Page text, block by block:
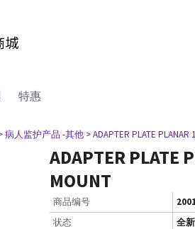
特惠
病人监护产品 -其他 > ADAPTER PLATE PLANAR
ADAPTER PLATE
MOUNT
商品编号
状态
全新